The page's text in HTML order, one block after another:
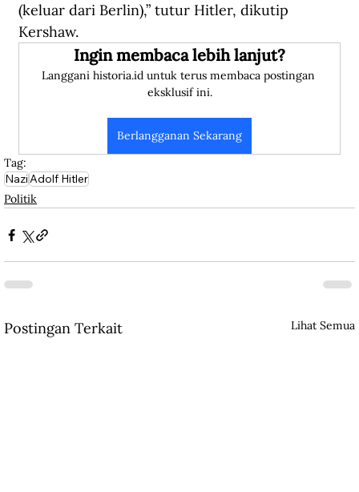
(keluar dari Berlin),” tutur Hitler, dikutip
Kershaw.
Ingin membaca lebih lanjut?
Langgani historia.id untuk terus membaca postingan
eksklusif ini.
Berlangganan Sekarang
Tag:
NaziAdolf Hitler
Politik
Postingan Terkait Lihat Semua